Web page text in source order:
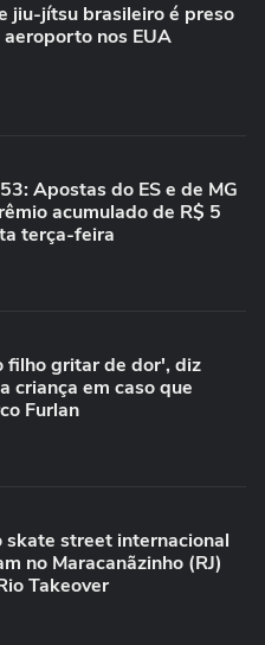
jiu-jítsu brasileiro é preso
aeroporto nos EUA
Apostas do ES e de MG
acumulado de R$ 5
terça-feira
filho gritar de dor', diz
criança em caso que
Furlan
skate street internacional
no Maracanãzinho (RJ)
Takeover